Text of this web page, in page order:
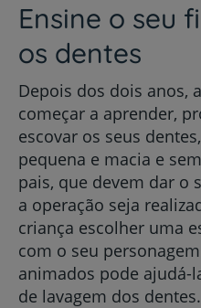
Ensine o seu
os dentes
Depois dos dois anos,
começar a aprender,
escovar os seus
pequena e macia e
pais, que devem dar o
a operação seja
criança escolher uma
com o seu
animados pode ajudá-
de lavagem dos dentes.